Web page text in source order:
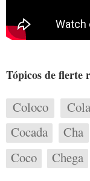
Tópicos de flerte
Coloco
Cocada
Cha
Coco
Chega